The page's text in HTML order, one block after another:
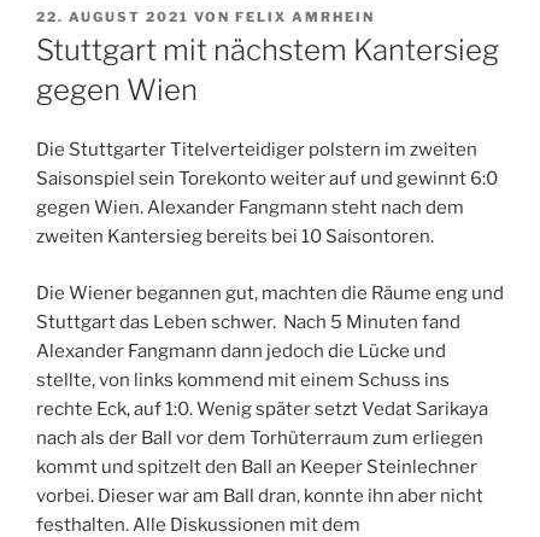
VERÖFFENTLICHT
AM
22. AUGUST 2021 VON FELIX AMRHEIN
Stuttgart mit nächstem Kantersieg
gegen Wien
Die Stuttgarter Titelverteidiger polstern im zweiten
Saisonspiel sein Torekonto weiter auf und gewinnt 6:0
gegen Wien. Alexander Fangmann steht nach dem
zweiten Kantersieg bereits bei 10 Saisontoren.
Die Wiener begannen gut, machten die Räume eng und
Stuttgart das Leben schwer. Nach 5 Minuten fand
Alexander Fangmann dann jedoch die Lücke und
stellte, von links kommend mit einem Schuss ins
rechte Eck, auf 1:0. Wenig später setzt Vedat Sarikaya
nach als der Ball vor dem Torhüterraum zum erliegen
kommt und spitzelt den Ball an Keeper Steinlechner
vorbei. Dieser war am Ball dran, konnte ihn aber nicht
festhalten. Alle Diskussionen mit dem